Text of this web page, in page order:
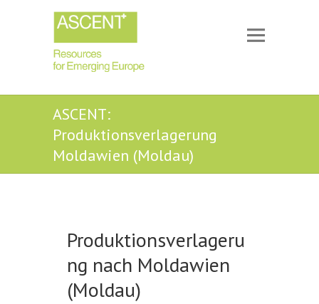
ASCENT:
Produktionsverlagerung
Moldawien (Moldau)
Produktionsverlageru
ng nach Moldawien
(Moldau)